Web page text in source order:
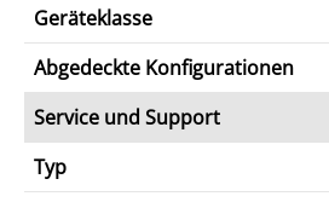
Geräteklasse
Abgedeckte Konfigurationen
Service und Support
Typ